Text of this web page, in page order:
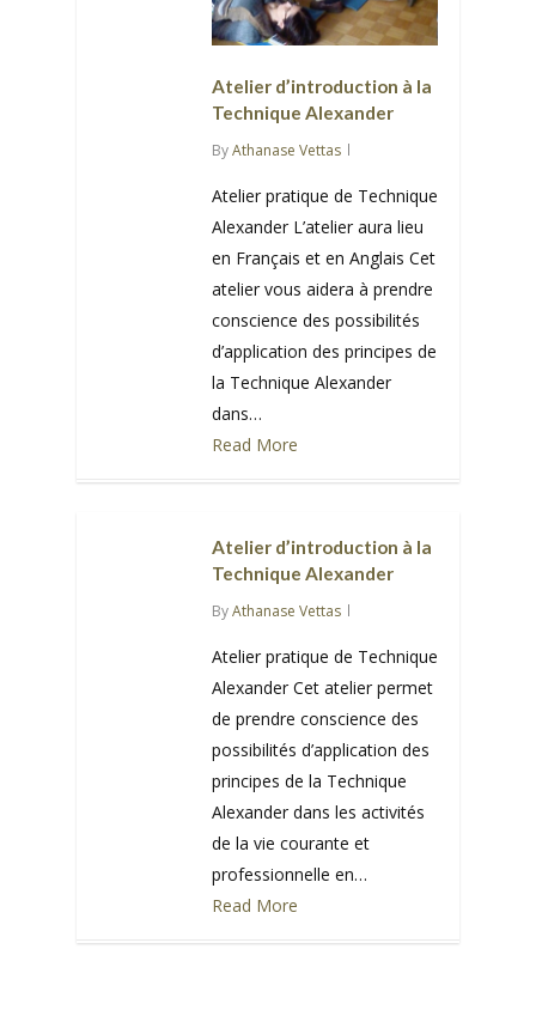
Atelier d’introduction à la
Technique Alexander
ByAthanase Vettas
Atelier pratique de Technique
Alexander L’atelier aura lieu
en Français et en Anglais Cet
atelier vous aidera à prendre
conscience des possibilités
d’application des principes de
la Technique Alexander
dans…
Read More
Atelier d’introduction à la
Technique Alexander
ByAthanase Vettas
Atelier pratique de Technique
Alexander Cet atelier permet
de prendre conscience des
possibilités d’application des
principes de la Technique
Alexander dans les activités
de la vie courante et
professionnelle en…
Read More